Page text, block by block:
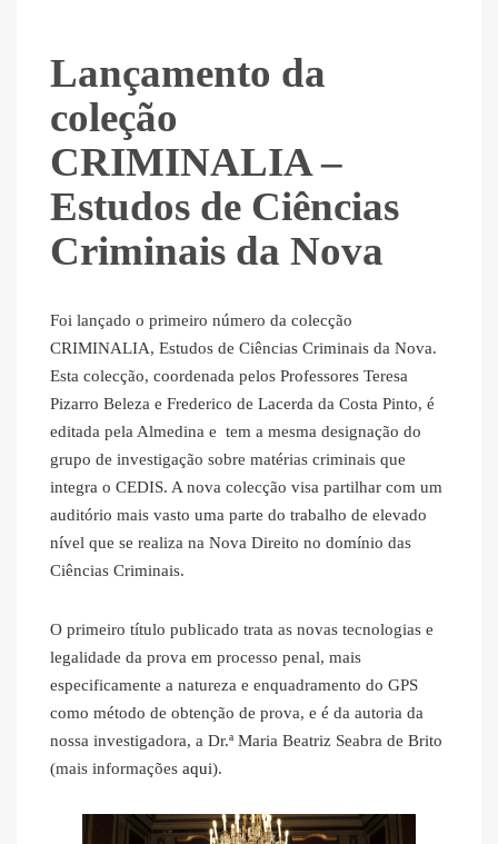
Lançamento da
coleção
CRIMINALIA –
Estudos de Ciências
Criminais da Nova
Foi lançado o primeiro número da colecção
CRIMINALIA, Estudos de Ciências Criminais da Nova.
Esta colecção, coordenada pelos Professores Teresa
Pizarro Beleza e Frederico de Lacerda da Costa Pinto, é
editada pela Almedina e tem a mesma designação do
grupo de investigação sobre matérias criminais que
integra o CEDIS. A nova colecção visa partilhar com um
auditório mais vasto uma parte do trabalho de elevado
nível que se realiza na Nova Direito no domínio das
Ciências Criminais.
O primeiro título publicado trata as novas tecnologias e
legalidade da prova em processo penal, mais
especificamente a natureza e enquadramento do GPS
como método de obtenção de prova, e é da autoria da
nossa investigadora, a Dr.ª Maria Beatriz Seabra de Brito
(mais informações aqui).